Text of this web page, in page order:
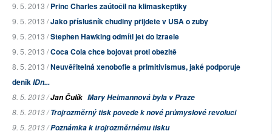
9. 5. 2013 /Princ Charles zaútočil na klimaskeptiky
9. 5. 2013 /Jako příslušník chudiny přijdete v USA o zuby
9. 5. 2013 /Stephen Hawking odmítl jet do Izraele
9. 5. 2013 /Coca Cola chce bojovat proti obezitě
8. 5. 2013 /Neuvěřitelná xenobofie a primitivismus, jaké podporuje
deníkIDn...
8. 5. 2013 /Jan Čulík Mary Heimannová byla v Praze
8. 5. 2013 /Trojrozměrný tisk povede k nové průmyslové revoluci
9. 5. 2013 /Poznámka k trojrozměrnému tisku